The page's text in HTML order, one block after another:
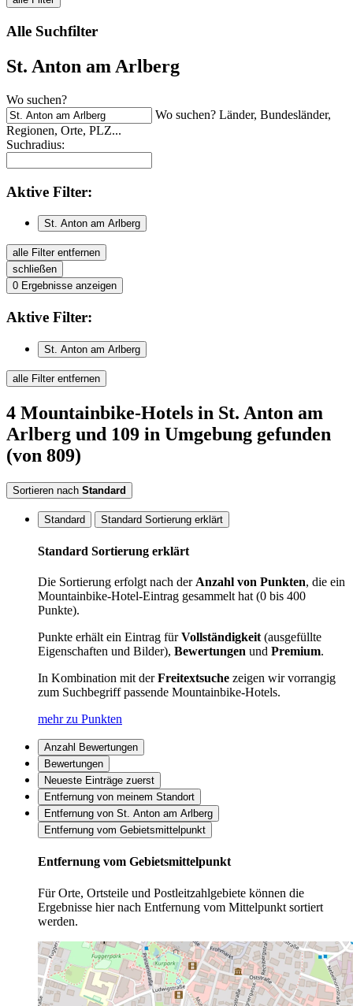
Alle Suchfilter
St. Anton am Arlberg
Wo suchen?
Wo suchen? Länder, Bundesländer,
Regionen, Orte, PLZ...
Suchradius:
Aktive Filter:
St. Anton am Arlberg
alle Filter entfernen
schließen
0 Ergebnisse anzeigen
Aktive Filter:
St. Anton am Arlberg
alle Filter entfernen
4 Mountainbike-Hotels in St. Anton am
Arlberg und 109 in Umgebung gefunden
(von 809)
Sortieren nach Standard
Standard Standard Sortierung erklärt
Standard Sortierung erklärt
Die Sortierung erfolgt nach der Anzahl von Punkten, die ein
Mountainbike-Hotel-Eintrag gesammelt hat (0 bis 400
Punkte).
Punkte erhält ein Eintrag fürVollständigkeit (ausgefüllte
Eigenschaften und Bilder), Bewertungen und Premium.
In Kombination mit derFreitextsuche zeigen wir vorrangig
zum Suchbegriff passende Mountainbike-Hotels.
mehr zu Punkten
Anzahl Bewertungen
Bewertungen
Neueste Einträge zuerst
Entfernung von meinem Standort
Entfernung von St. Anton am Arlberg
Entfernung vom Gebietsmittelpunkt
Entfernung vom Gebietsmittelpunkt
Für Orte, Ortsteile und Postleitzahlgebiete können die
Ergebnisse hier nach Entfernung vom Mittelpunkt sortiert
werden.